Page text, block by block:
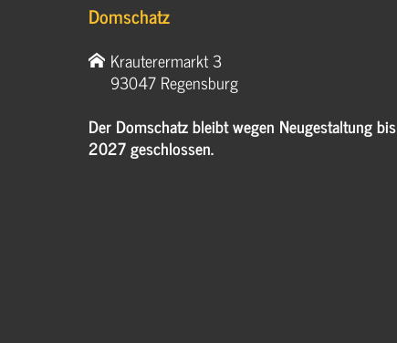
Domschatz
Krauterermarkt 3
93047 Regensburg
Der Domschatz bleibt wegen Neugestaltung bis
2027 geschlossen.